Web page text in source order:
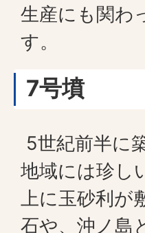
生産にも関わ
す。
7号墳
5世紀前半に
地域には珍し
上に玉砂利が
石や、沖ノ島